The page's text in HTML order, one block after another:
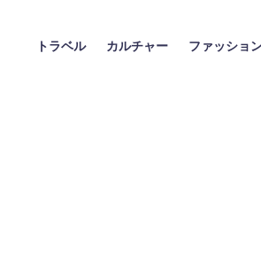
トラベル カルチャー ファッショ